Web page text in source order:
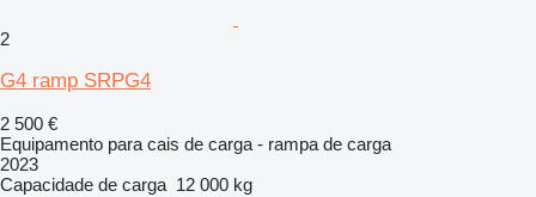
2
G4 ramp SRPG4
2 500 €
Equipamento para cais de carga - rampa de carga
2023
Capacidade de carga 12 000 kg